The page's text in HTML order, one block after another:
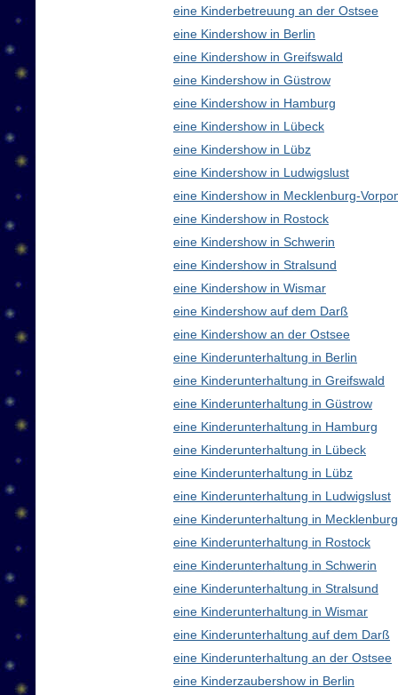
eine Kinderbetreuung an der Ostsee
eine Kindershow in Berlin
eine Kindershow in Greifswald
eine Kindershow in Güstrow
eine Kindershow in Hamburg
eine Kindershow in Lübeck
eine Kindershow in Lübz
eine Kindershow in Ludwigslust
eine Kindershow in Mecklenburg-
eine Kindershow in Rostock
eine Kindershow in Schwerin
eine Kindershow in Stralsund
eine Kindershow in Wismar
eine Kindershow auf dem Darß
eine Kindershow an der Ostsee
eine Kinderunterhaltung in Berlin
eine Kinderunterhaltung in Greifswald
eine Kinderunterhaltung in Güstrow
eine Kinderunterhaltung in Hamburg
eine Kinderunterhaltung in Lübeck
eine Kinderunterhaltung in Lübz
eine Kinderunterhaltung in Ludwigslust
eine Kinderunterhaltung in
eine Kinderunterhaltung in Rostock
eine Kinderunterhaltung in Schwerin
eine Kinderunterhaltung in Stralsund
eine Kinderunterhaltung in Wismar
eine Kinderunterhaltung auf dem Darß
eine Kinderunterhaltung an der Ostsee
eine Kinderzaubershow in Berlin